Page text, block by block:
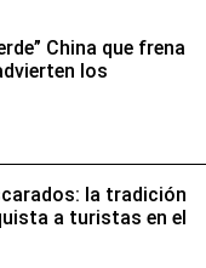
China que frena
los
la tradición
a turistas en el